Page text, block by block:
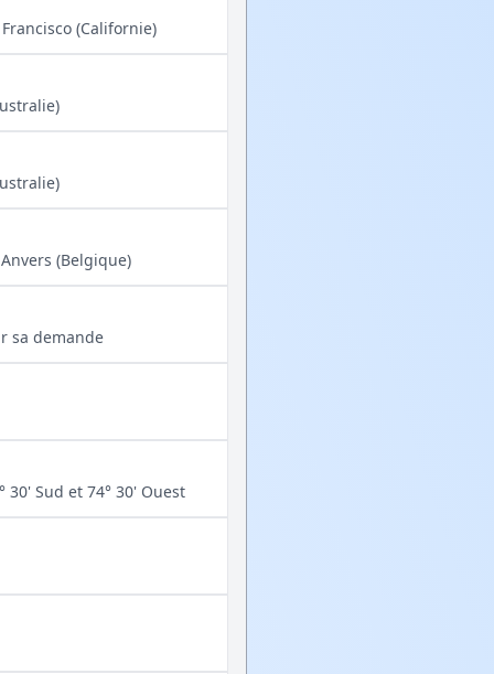
(Californie)
(Belgique)
sa demande
Sud et 74° 30' Ouest